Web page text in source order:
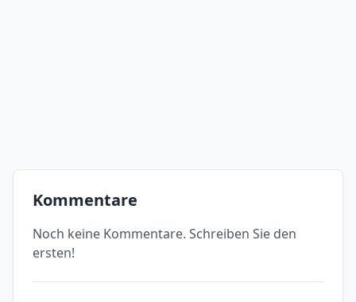
Kommentare
Noch keine Kommentare. Schreiben Sie den
ersten!